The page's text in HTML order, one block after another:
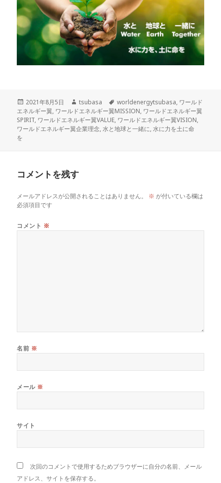
投
稿
日:
2021年8月5日
作
成
者
tsubasa
タ
グ
worldenergytsubasa, ワールド
エネルギー翼, ワールドエネルギー翼MISSION, ワールドエネルギー翼
SPIRIT, ワールドエネルギー翼VALUE, ワールドエネルギー翼VISION,
ワールドエネルギー翼企業理念,水と地球と一緒に,水に力を土に命
を
コメントを残す
メールアドレスが公開されることはありません。 ※ が付いている欄は
必須項目です
コメント ※
名前 ※
メール ※
サイト
次回のコメントで使用するためブラウザーに自分の名前、メール
アドレス、サイトを保存する。